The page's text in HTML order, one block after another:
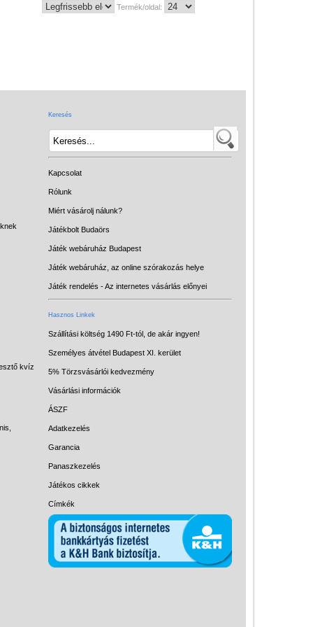
Termék/oldal:
kvíz
Keresés
Kapcsolat
Rólunk
Miért vásárolj nálunk?
Játékbolt Budaörs
Játék webáruház Budapest
Játék webáruház, az online szórakozás helye
Játék rendelés - Az internetes vásárlás előnyei
Hasznos Linkek
Szállítási költség 1490 Ft-tól, de akár ingyen!
Személyes átvétel Budapest XI. kerület
5% Törzsvásárlói kedvezmény
Vásárlási információk
ÁSZF
Adatkezelés
Garancia
Panaszkezelés
Játékos cikkek
Címkék